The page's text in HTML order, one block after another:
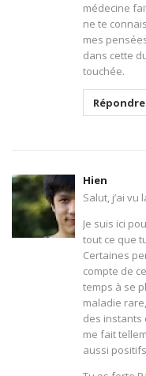
médecine
ne te
mes
dans cette
touchée.
Répondre
Hien
Salut, j’ai vu
Je suis ici
tout ce que
Certaines
compte de
temps à se
maladie
des instants
me fait
aussi